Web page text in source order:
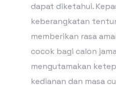
dapat diketahui.
keberangkatan
memberikan rasa
cocok bagi calon
mengutamakan
kedianan dan masa